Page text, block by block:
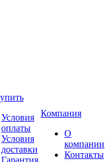
Условия
оплаты
Условия
доставки
Гарантия
Компания
О
компании
Контакты